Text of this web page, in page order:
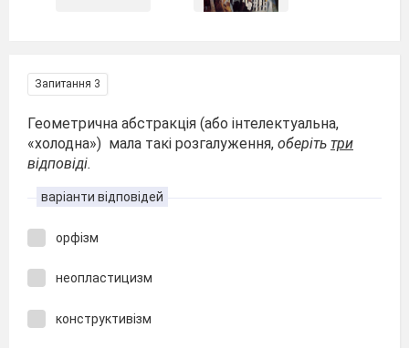
Запитання 3
Геометрична абстракція (або інтелектуальна,
«холодна») мала такі розгалуження, оберіть три
відповіді.
варіанти відповідей
орфізм
неопластицизм
конструктивізм